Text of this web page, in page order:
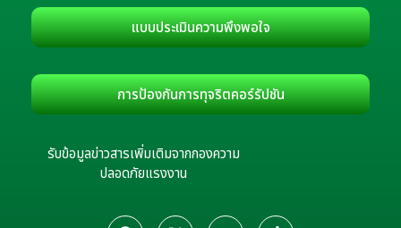
แบบประเมินความพึงพอใจ
การป้องกันการทุจริตคอร์รัปชัน
รับข้อมูลข่าวสารเพิ่มเติมจากกองความ
ปลอดภัยแรงงาน